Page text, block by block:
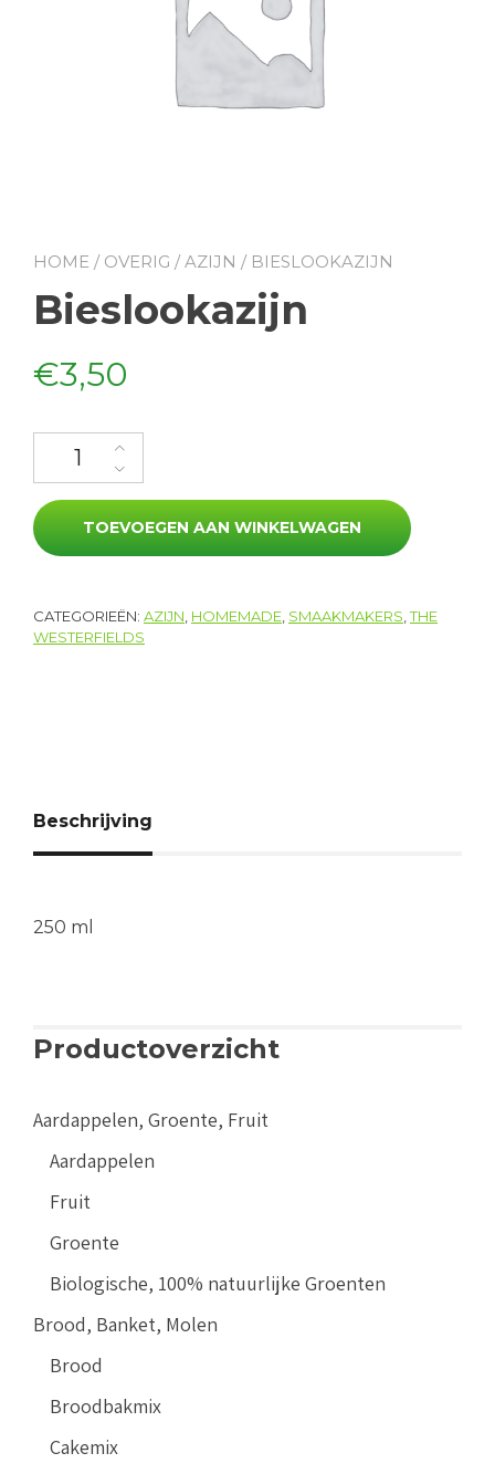
HOME / OVERIG /AZIJN / BIESLOOKAZIJN
Bieslookazijn
€3,50
Bieslookazijn aantal
TOEVOEGEN AAN WINKELWAGEN
CATEGORIEËN: AZIJN HOMEMADE SMAAKMAKERS ,THE
WESTERFIELDS
Beschrijving
250 ml
Productoverzicht
Aardappelen, Groente, Fruit
Aardappelen
Fruit
Groente
Biologische, 100% natuurlijke Groenten
Brood, Banket, Molen
Brood
Broodbakmix
Cakemix